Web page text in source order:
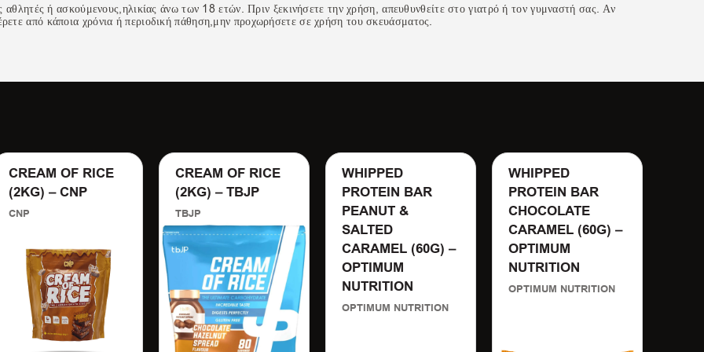
ή ασκούμενους,ηλικίας άνω των 18 ετών. Πριν ξεκινήσετε την χρήση, απευθυνθείτε στο γιατρό ή τον γυμναστή σας. Αν
από κάποια χρόνια ή περιοδική πάθηση,μην προχωρήσετε σε χρήση του σκευάσματος.
CREAM OF RICE
(2KG) – CNP
CNP
CREAM OF RICE
(2KG) – TBJP
TBJP
WHIPPED
PROTEIN BAR
PEANUT &
SALTED
CARAMEL (60G) –
OPTIMUM
NUTRITION
OPTIMUM NUTRITION
WHIPPED
PROTEIN BAR
CHOCOLATE
CARAMEL (60G) –
OPTIMUM
NUTRITION
OPTIMUM NUTRITION